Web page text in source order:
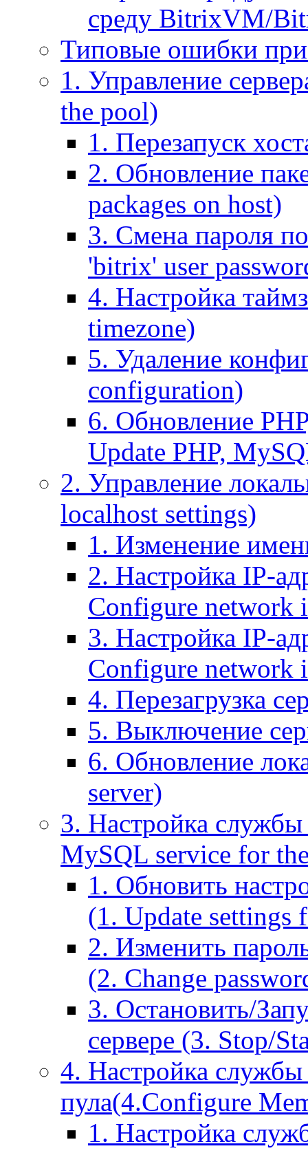
среду BitrixVM/
Типовые ошибки при
1. Управление
the pool)
1. Перезапуск
2. Обновление
packages on host)
3. Смена пароля
'bitrix' user
4. Настройка
timezone)
5. Удаление
configuration)
6. Обновление
Update PHP,
2. Управление
localhost settings)
1. Изменение
2. Настройка IP-
Configure network
3. Настройка IP-
Configure network
4. Перезагрузка
5. Выключение
6. Обновление
server)
3. Настройка
MySQL service for
1. Обновить
(1. Update settings
2. Изменить
(2. Change
3. Остановить/
сервере (3. Stop/
4. Настройка
пула(4.Configure
1. Настройка